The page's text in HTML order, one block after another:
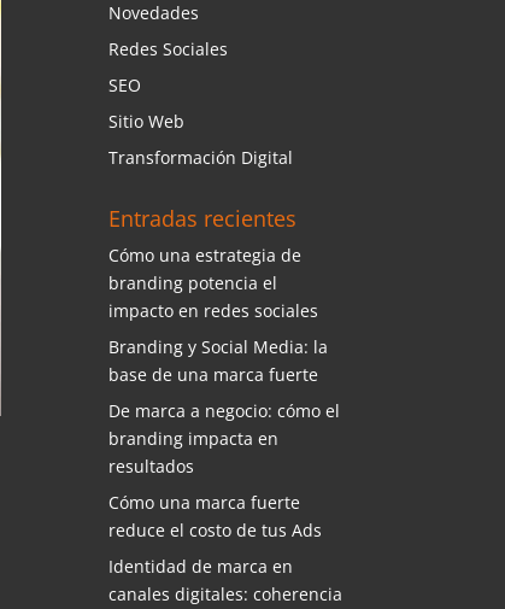
Novedades
Redes Sociales
SEO
Sitio Web
Transformación Digital
Entradas recientes
Cómo una estrategia de
branding potencia el
impacto en redes sociales
Branding y Social Media: la
base de una marca fuerte
De marca a negocio: cómo el
branding impacta en
resultados
Cómo una marca fuerte
reduce el costo de tus Ads
Identidad de marca en
canales digitales: coherencia